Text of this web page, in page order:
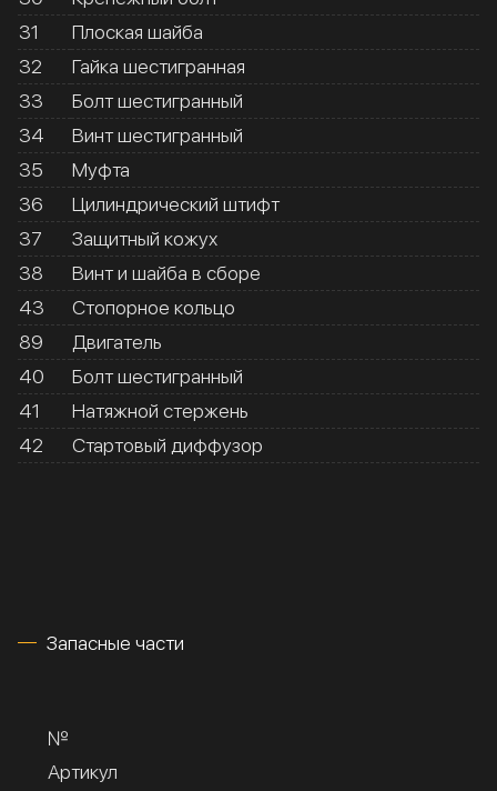
31
Плоская шайба
32
Гайка шестигранная
33
Болт шестигранный
34
Винт шестигранный
35
Муфта
36
Цилиндрический штифт
37
Защитный кожух
38
Винт и шайба в сборе
43
Стопорное кольцо
89
Двигатель
40
Болт шестигранный
41
Натяжной стержень
42
Стартовый диффузор
Запасные части
№
Артикул